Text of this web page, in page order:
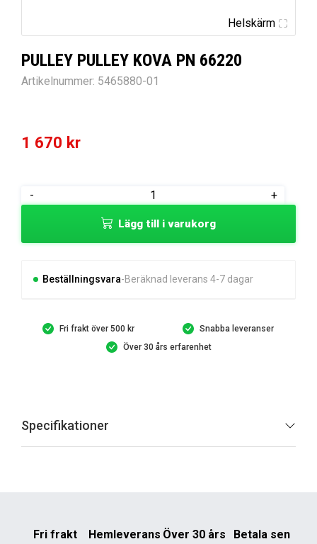
Helskärm
PULLEY PULLEY KOVA PN 66220
Artikelnummer: 5465880-01
1 670 kr
-
PULLEY
PN
mängd
+
Lägg till i varukorg
Beställningsvara Beräknad leverans 4-7 dagar
Fri frakt över 500 kr
Snabba leveranser
Över 30 års erfarenhet
Specifikationer
Fri frakt Hemleverans Över 30 års
Betala sen